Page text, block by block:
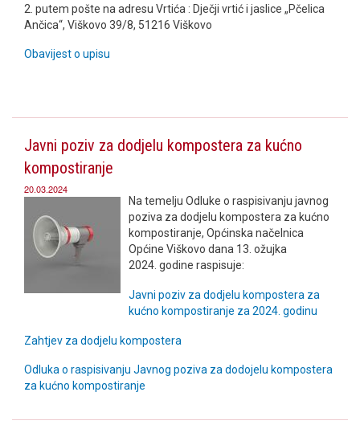
2. putem pošte na adresu Vrtića : Dječji vrtić i jaslice „Pčelica
Ančica“, Viškovo 39/8, 51216 Viškovo
Obavijest o upisu
Javni poziv za dodjelu kompostera za kućno
kompostiranje
20.03.2024
Na temelju Odluke o raspisivanju javnog
poziva za dodjelu kompostera za kućno
kompostiranje, Općinska načelnica
Općine Viškovo dana 13. ožujka
2024. godine raspisuje:
Javni poziv za dodjelu kompostera za
kućno kompostiranje za 2024. godinu
Zahtjev za dodjelu kompostera
Odluka o raspisivanju Javnog poziva za dodojelu kompostera
za kućno kompostiranje